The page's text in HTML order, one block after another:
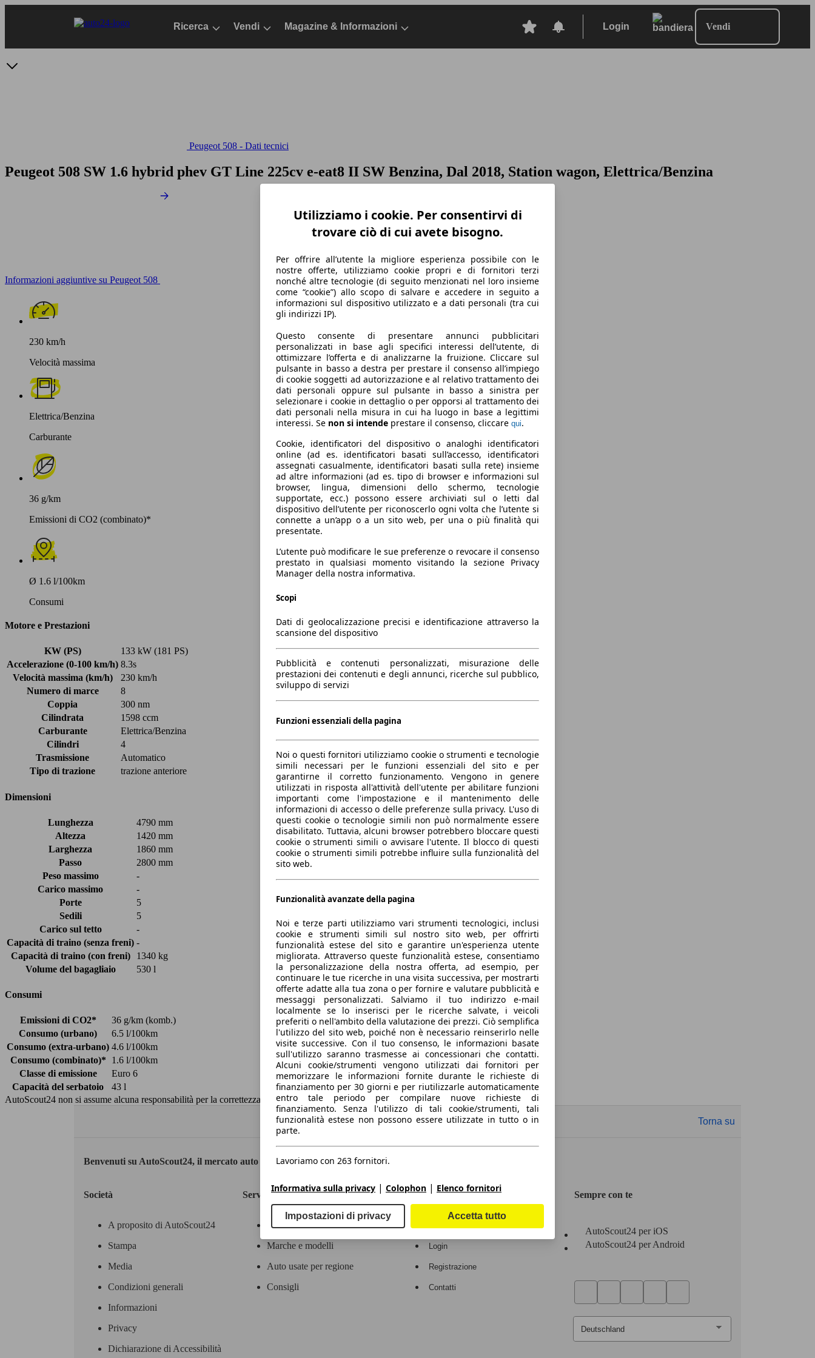
Ricerca Vendi Magazine & Informazioni Login Vendi
Peugeot 508 - Dati tecnici
Peugeot 508 SW 1.6 hybrid phev GT Line 225cv e-eat8 II SW Benzina, Dal 2018, Station wagon, Elettrica/Benzina
Informazioni aggiuntive su Peugeot 508
230 km/h
Velocità massima
Elettrica/Benzina
Carburante
36 g/km
Emissioni di CO2 (combinato)*
Ø 1.6 l/100km
Consumi
Motore e Prestazioni
KW (PS)
133 kW (181 PS)
Accelerazione (0-100 km/h) 8.3s
Velocità massima (km/h)
230 km/h
Numero di marce
8
Coppia
300 nm
Cilindrata
1598 ccm
Carburante
Elettrica/Benzina
Cilindri
4
Trasmissione
Automatico
Tipo di trazione
trazione anteriore
Dimensioni
Lunghezza
4790 mm
Altezza
1420 mm
Larghezza
1860 mm
Passo
2800 mm
Peso massimo
-
Carico massimo
-
Porte
5
Sedili
5
Carico sul tetto
-
Capacità di traino (senza freni) -
Capacità di traino (con freni)
1340 kg
Volume del bagagliaio
530 l
Consumi
Emissioni di CO2*
36 g/km (komb.)
Consumo (urbano)
6.5 l/100km
Consumo (extra-urbano) 4.6 l/100km
Consumo (combinato)*
1.6 l/100km
Classe di emissione
Euro 6
Capacità del serbatoio
43 l
AutoScout24 non si assume alcuna responsabilità per la correttezza dei dati.
Torna su
Benvenuti su AutoScout24, il mercato auto europeo.
Società
A proposito di AutoScout24
Stampa
Media
Condizioni generali
Informazioni
Privacy
Dichiarazione di Accessibilità
Servizi
Contatti
Marche e modelli
Auto usate per regione
Consigli
Area rivenditori
Login
Registrazione
Contatti
Sempre con te
AutoScout24 per iOS
AutoScout24 per Android
Utilizziamo i cookie. Per consentirvi di
trovare ciò di cui avete bisogno.
Per offrire all’utente la migliore esperienza possibile con le
nostre offerte, utilizziamo cookie propri e di fornitori terzi
nonché altre tecnologie (di seguito menzionati nel loro insieme
come “cookie”) allo scopo di salvare e accedere in seguito a
informazioni sul dispositivo utilizzato e a dati personali (tra cui
gli indirizzi IP).
Questo consente di presentare annunci pubblicitari
personalizzati in base agli specifici interessi dell’utente, di
ottimizzare l’offerta e di analizzarne la fruizione. Cliccare sul
pulsante in basso a destra per prestare il consenso all’impiego
di cookie soggetti ad autorizzazione e al relativo trattamento dei
dati personali oppure sul pulsante in basso a sinistra per
selezionare i cookie in dettaglio o per opporsi al trattamento dei
dati personali nella misura in cui ha luogo in base a legittimi
interessi. Se non si intende prestare il consenso, cliccare qui.
Cookie, identificatori del dispositivo o analoghi identificatori
online (ad es. identificatori basati sull’accesso, identificatori
assegnati casualmente, identificatori basati sulla rete) insieme
ad altre informazioni (ad es. tipo di browser e informazioni sul
browser, lingua, dimensioni dello schermo, tecnologie
supportate, ecc.) possono essere archiviati sul o letti dal
dispositivo dell’utente per riconoscerlo ogni volta che l’utente si
connette a un’app o a un sito web, per una o più finalità qui
presentate.
L’utente può modificare le sue preferenze o revocare il consenso
prestato in qualsiasi momento visitando la sezione Privacy
Manager della nostra informativa.
Scopi
Dati di geolocalizzazione precisi e identificazione attraverso la
scansione del dispositivo
Pubblicità e contenuti personalizzati, misurazione delle
prestazioni dei contenuti e degli annunci, ricerche sul pubblico,
sviluppo di servizi
Funzioni essenziali della pagina
Noi o questi fornitori utilizziamo cookie o strumenti e tecnologie
simili necessari per le funzioni essenziali del sito e per
garantirne il corretto funzionamento. Vengono in genere
utilizzati in risposta all'attività dell'utente per abilitare funzioni
importanti come l'impostazione e il mantenimento delle
informazioni di accesso o delle preferenze sulla privacy. L'uso di
questi cookie o tecnologie simili non può normalmente essere
disabilitato. Tuttavia, alcuni browser potrebbero bloccare questi
cookie o strumenti simili o avvisare l'utente. Il blocco di questi
cookie o strumenti simili potrebbe influire sulla funzionalità del
sito web.
Funzionalità avanzate della pagina
Noi e terze parti utilizziamo vari strumenti tecnologici, inclusi
cookie e strumenti simili sul nostro sito web, per offrirti
funzionalità estese del sito e garantire un'esperienza utente
migliorata. Attraverso queste funzionalità estese, consentiamo
la personalizzazione della nostra offerta, ad esempio, per
continuare le tue ricerche in una visita successiva, per mostrarti
offerte adatte alla tua zona o per fornire e valutare pubblicità e
messaggi personalizzati. Salviamo il tuo indirizzo e-mail
localmente se lo inserisci per le ricerche salvate, i veicoli
preferiti o nell'ambito della valutazione dei prezzi. Ciò semplifica
l'utilizzo del sito web, poiché non è necessario reinserirlo nelle
visite successive. Con il tuo consenso, le informazioni basate
sull'utilizzo saranno trasmesse ai concessionari che contatti.
Alcuni cookie/strumenti vengono utilizzati dai fornitori per
memorizzare le informazioni fornite durante le richieste di
finanziamento per 30 giorni e per riutilizzarle automaticamente
entro tale periodo per compilare nuove richieste di
finanziamento. Senza l'utilizzo di tali cookie/strumenti, tali
funzionalità estese non possono essere utilizzate in tutto o in
parte.
Lavoriamo con 263 fornitori.
Informativa sulla privacy | Colophon | Elenco fornitori
Impostazioni di privacy Accetta tutto